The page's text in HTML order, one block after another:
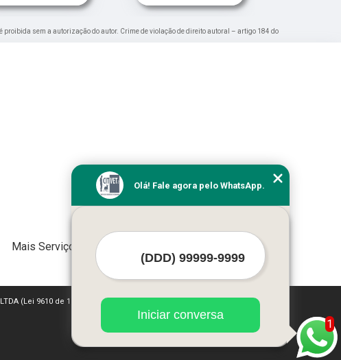
sem a autorização do autor. Crime de violação de direito autoral – artigo 184 do
Mais Serviços
(Lei 9610 de 19/02/1998)
1
Olá! Fale agora pelo WhatsApp.
Iniciar conversa